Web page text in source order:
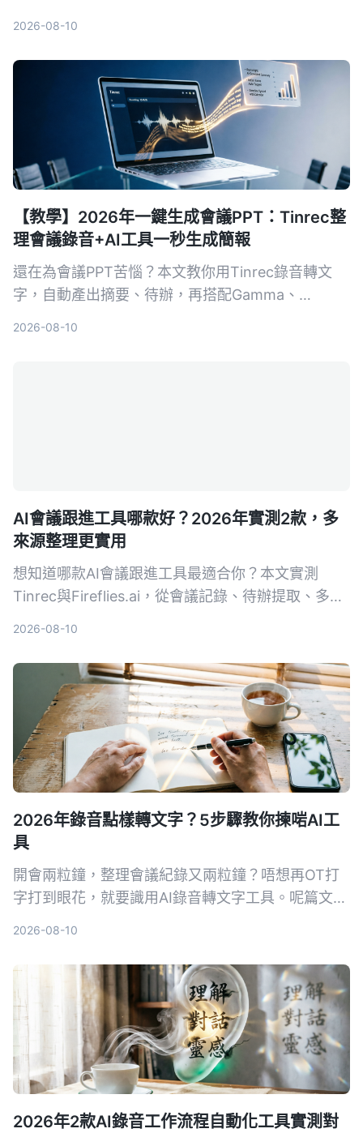
作者。
2026-08-10
【教學】2026年一鍵生成會議PPT：Tinrec整
理會議錄音+AI工具一秒生成簡報
還在為會議PPT苦惱？本文教你用Tinrec錄音轉文
字，自動產出摘要、待辦，再搭配Gamma、
2026-08-10
AI會議跟進工具哪款好？2026年實測2款，多
來源整理更實用
想知道哪款AI會議跟進工具最適合你？本文實測
Tinrec與Fireflies.ai，從會議記錄、待辦提取、多來
2026-08-10
2026年錄音點樣轉文字？5步驟教你揀啱AI工
具
開會兩粒鐘，整理會議紀錄又兩粒鐘？唔想再OT打
字打到眼花，就要識用AI錄音轉文字工具。呢篇文章
用嘅工具，仲有避坑貼士，從此會議紀錄零煩惱。
2026-08-10
2026年2款AI錄音工作流程自動化工具實測對